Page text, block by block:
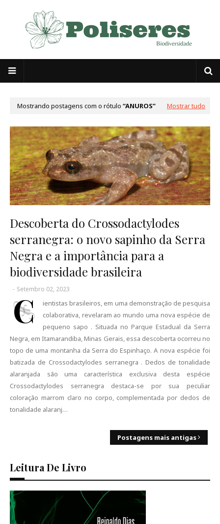
Mostrando postagens com o rótulo ANUROS Mostrar tudo
Descoberta do Crossodactylodes
serranegra: o novo sapinho da Serra
Negra e a importância para a
biodiversidade brasileira
- Setembro 02, 2023
C
ientistas brasileiros, em uma demonstração de pesquisa
colaborativa, revelaram ao mundo uma nova espécie de
pequeno sapo . Situada no Parque Estadual da Serra
Negra, em Itamarandiba, Minas Gerais, essa descoberta ocorreu no
topo de uma montanha da Serra do Espinhaço. A nova espécie foi
batizada de Crossodactylodes serranegra . Dedos de tonalidade
alaranjada são uma característica exclusiva desta espécie
Crossodactylodes serranegra destaca-se por sua peculiar
coloração marrom claro no corpo, complementada por dedos de
tonalidade alaranj…
Postagens mais antigas
Leitura De Livro